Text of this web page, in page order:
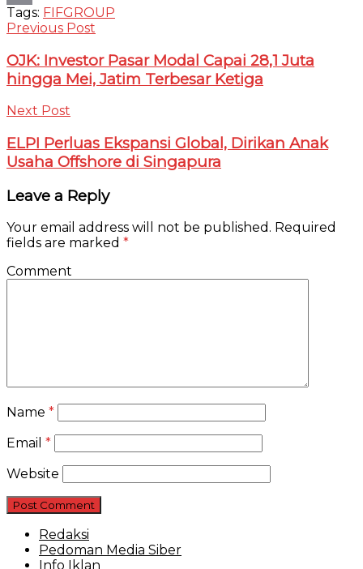
Email
Tags: FIFGROUP
Previous Post
OJK: Investor Pasar Modal Capai 28,1 Juta
hingga Mei, Jatim Terbesar Ketiga
Next Post
ELPI Perluas Ekspansi Global, Dirikan Anak
Usaha Offshore di Singapura
Leave a Reply
Your email address will not be published. Required
fields are marked *
Comment
Name *
Email *
Website
Redaksi
Pedoman Media Siber
Info Iklan